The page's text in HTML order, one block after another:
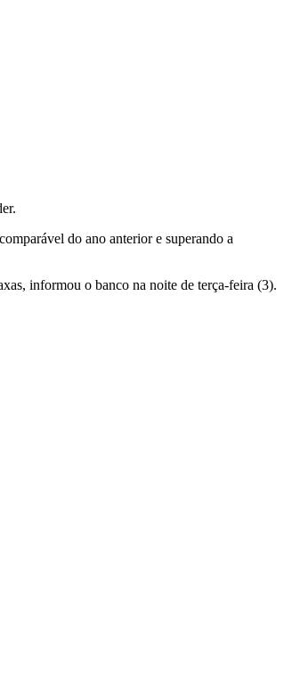
do ano anterior e superando a
informou o banco na noite de terça-feira (3).